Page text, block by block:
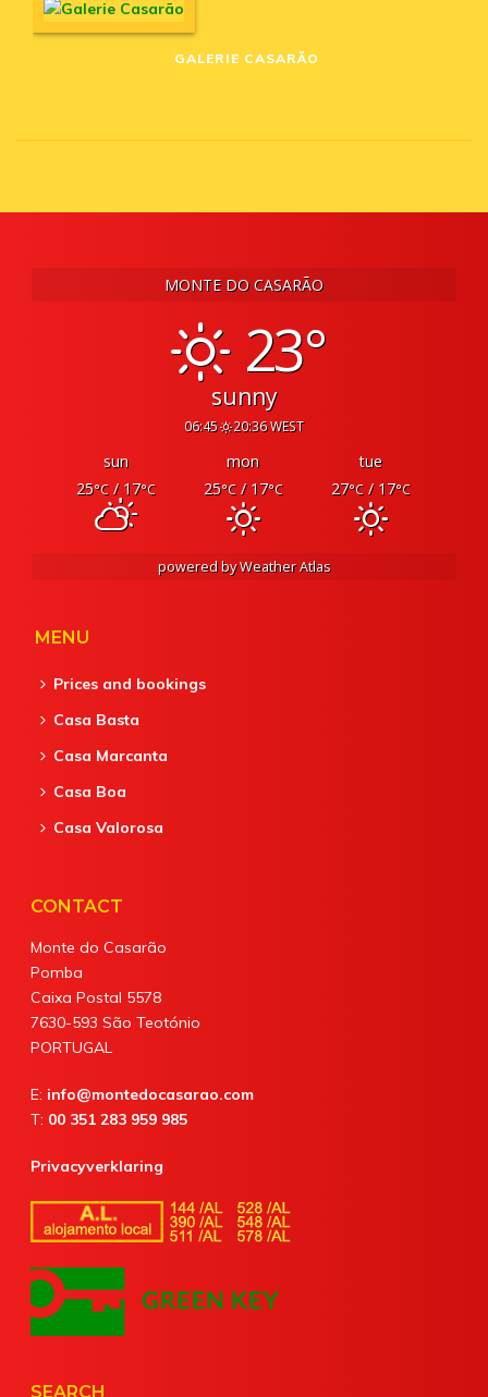
GALERIE CASARÃO
MONTE DO CASARÃO
23°
sunny
06:45 20:36 WEST
sun mon
tue
25°C/ 17°C 25°C/ 17°C 27°C/ 17°C
powered byWeather Atlas
MENU
Prices and bookings
Casa Basta
Casa Marcanta
Casa Boa
Casa Valorosa
CONTACT
Monte do Casarão
Pomba
Caixa Postal 5578
7630-593 São Teotónio
PORTUGAL
E: info@montedocasarao.com
T: 00 351 283 959 985
Privacyverklaring
SEARCH